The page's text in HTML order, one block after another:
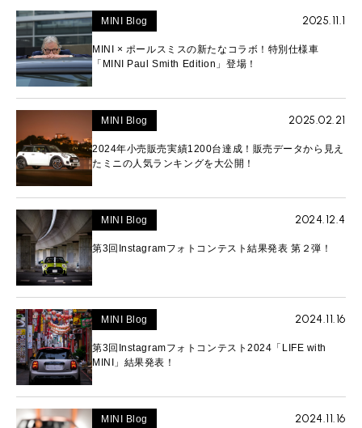
MINI Blog 2025.11.1
MINI × ポールスミスの新たなコラボ！特別仕様車
「MINI Paul Smith Edition」登場！
MINI Blog 2025.02.21
2024年小売販売実績1200台達成！販売データから見え
たミニの人気ランキングを大公開！
MINI Blog 2024.12.4
第3回Instagramフォトコンテスト結果発表 第２弾！
MINI Blog 2024.11.16
第3回Instagramフォトコンテスト2024「LIFE with
MINI」結果発表！
MINI Blog 2024.11.16